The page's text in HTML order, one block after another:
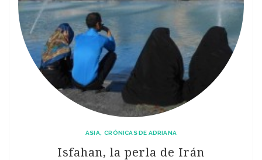
ASIA CRÓNICAS DE ADRIANA
Isfahan, la perla de Irán